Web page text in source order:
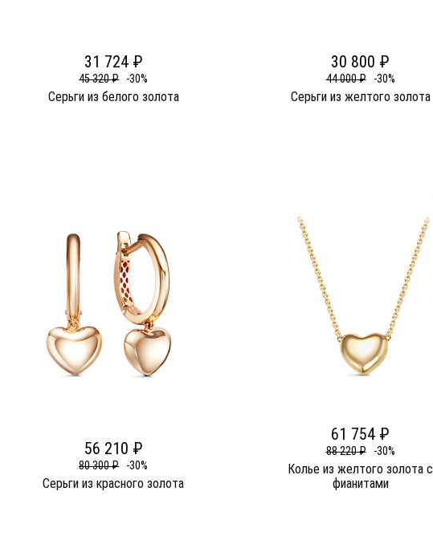
31 724 ₽
45 320 ₽ -30%
Серьги из белого золота
30 800 ₽
44 000 ₽ -30%
Серьги из желтого золота
56 210 ₽
80 300 ₽ -30%
Серьги из красного золота
61 754 ₽
88 220 ₽ -30%
Колье из желтого золота c
фианитами